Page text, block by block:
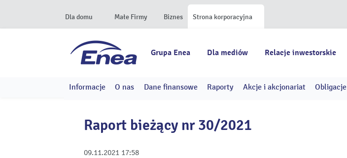
Dla domu Małe Firmy Biznes Strona korporacyjna
Grupa Enea Dla mediów Relacje inwestorskie
Informacje O nas Dane finansowe Raporty Akcje i akcjonariat Obligacje
Raport bieżący nr 30/2021
09.11.2021 17:58